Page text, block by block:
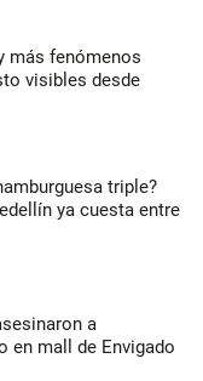
más fenómenos
visibles desde
triple?
ya cuesta entre
a
en mall de Envigado